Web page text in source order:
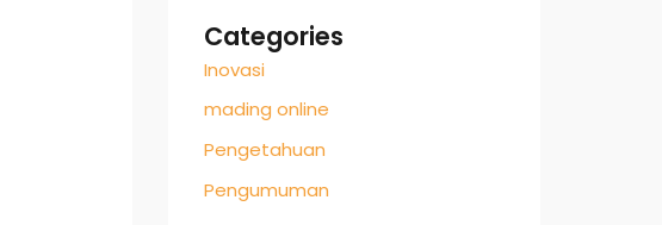
Categories
Inovasi
mading online
Pengetahuan
Pengumuman